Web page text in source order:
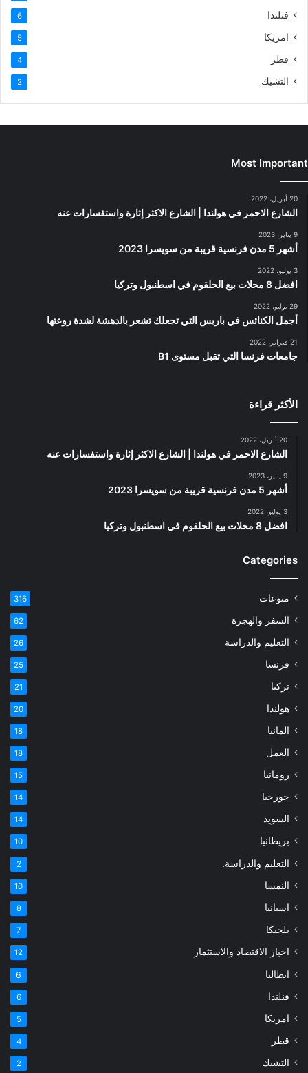
فنلندا 6
امريكا 5
قطر 4
التشيك 2
Most Important
20 أبريل، 2022
الشارع الاحمر في هولندا | الشارع الاكثر إثارة واستفسارات عنه
9 يناير، 2023
أشهر 5 مدن فرنسية قريبة من سويسرا 2023
3 يوليو، 2022
افضل 8 محلات بيع الحلقوم في اسطنبول وتركيا
29 يوليو، 2022
أجمل الكنائس في باريس التي تجعلك تشعر بالدهشة لشدة روعتها
21 فبراير، 2022
جامعات فرنسا التي تقبل مستوى B1
الأكثر قراءة
20 أبريل، 2022
الشارع الاحمر في هولندا | الشارع الاكثر إثارة واستفسارات عنه
9 يناير، 2023
أشهر 5 مدن فرنسية قريبة من سويسرا 2023
3 يوليو، 2022
افضل 8 محلات بيع الحلقوم في اسطنبول وتركيا
Categories
منوعات 316
السفر والهجرة 62
التعليم والدراسة 26
فرنسا 25
تركيا 21
هولندا 20
المانيا 18
العمل 18
رومانيا 15
جورجيا 14
السويد 14
بريطانيا 10
التعليم والدراسة. 2
النمسا 10
اسبانيا 8
بلجيكا 7
اخبار الاقتصاد والاستثمار 12
ايطاليا 6
فنلندا 6
امريكا 5
قطر 4
التشيك 2